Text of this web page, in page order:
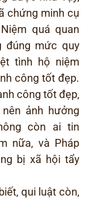
chứng minh cụ
quá quan
đúng mức quy
tình hộ niệm
công tốt đẹp.
công tốt đẹp,
ảnh hưởng
còn ai tin
nữa, và Pháp
bị xã hội tẩy
qui luật còn,